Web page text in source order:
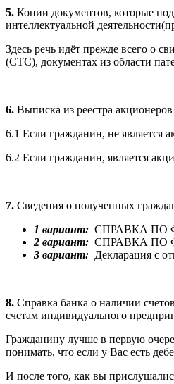
5. Копии документов, которые
интеллектуальной
Здесь речь идёт прежде всего о
(СТС), документах из области
6. Выписка из реестра
6.1 Если гражданин, не является
6.2 Если гражданин, является
7. Сведения о полученных
1 вариант: СПРАВКА ПО
2 вариант: СПРАВКА ПО
3 вариант: Декларация с
8. Справка банка о наличии
счетам индивидуального
Гражданину лучше в первую
понимать, что если у Вас есть
И после того, как вы